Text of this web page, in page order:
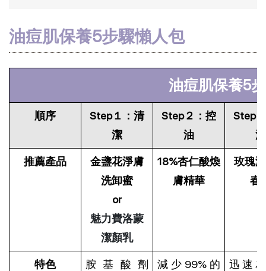
油痘肌保養5步驟懶人包
油痘肌保養5
順序
Step１：清
潔
Step２：控
油
Step
濕
推薦產品
金盞花淨膚
洗卸蜜
or
魅力費洛蒙
潔顏乳
18%杏仁酸煥
膚精華
玫瑰
春
特色
胺基酸劑
減少99%的
迅速